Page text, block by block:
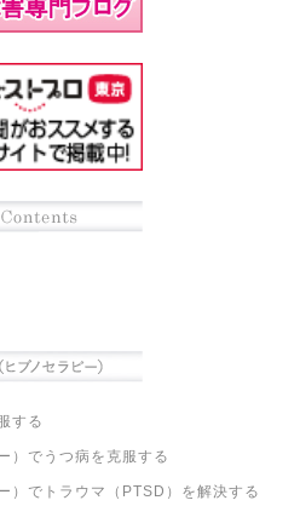
する
）でうつ病を克服する
）でトラウマ（PTSD）を解決する